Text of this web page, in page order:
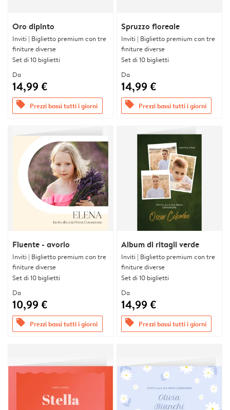
Oro dipinto
Inviti | Biglietto premium con tre
finiture diverse
Set di 10 biglietti
Da
14,99 €
offers Prezzi bassi tutti i giorni
Spruzzo floreale
Inviti | Biglietto premium con tre
finiture diverse
Set di 10 biglietti
Da
14,99 €
offers Prezzi bassi tutti i giorni
Fluente - avorio
Inviti | Biglietto premium con tre
finiture diverse
Set di 10 biglietti
Da
10,99 €
offers Prezzi bassi tutti i giorni
Album di ritagli verde
Inviti | Biglietto premium con tre
finiture diverse
Set di 10 biglietti
Da
14,99 €
offers Prezzi bassi tutti i giorni